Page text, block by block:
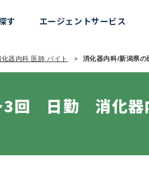
す エージェントサービス
器内科 医師 バイト 消化器内科/新潟県の
3回 日勤 消化器